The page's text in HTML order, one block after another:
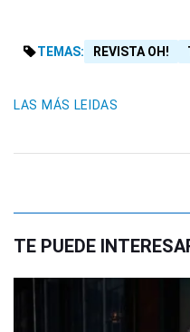
TEMAS: REVISTA OH!
LAS MÁS LEIDAS
TE PUEDE